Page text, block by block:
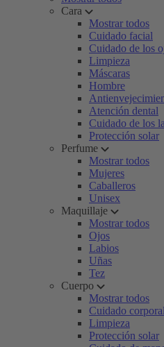
Cara
Mostrar todos
Cuidado facial
Cuidado de los
Limpieza
Máscaras
Hombre
Atención dental
Cuidado de los
Protección solar
Perfume
Mostrar todos
Mujeres
Caballeros
Unisex
Maquillaje
Mostrar todos
Ojos
Labios
Uñas
Tez
Cuerpo
Mostrar todos
Cuidado corporal
Limpieza
Protección solar